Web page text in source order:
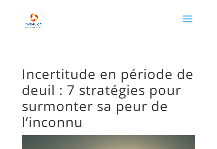
Incertitude en période de
deuil : 7 stratégies pour
surmonter sa peur de
l’inconnu